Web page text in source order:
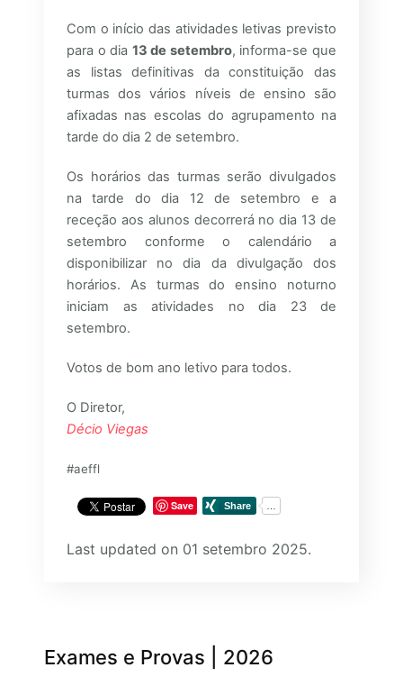
Com o início das atividades letivas previsto
para o dia 13 de setembro, informa-se que
as listas definitivas da constituição das
turmas dos vários níveis de ensino são
afixadas nas escolas do agrupamento na
tarde do dia 2 de setembro.
Os horários das turmas serão divulgados
na tarde do dia 12 de setembro e a
receção aos alunos decorrerá no dia 13 de
setembro conforme o calendário a
disponibilizar no dia da divulgação dos
horários. As turmas do ensino noturno
iniciam as atividades no dia 23 de
setembro.
Votos de bom ano letivo para todos.
O Diretor,
Décio Viegas
#aeffl
Save
Last updated on 01 setembro 2025.
Exames e Provas | 2026